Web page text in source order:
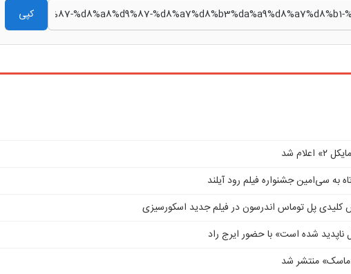
کپی
شد
کلیدی پل توماس اندرسون در فیلم جدید اسکورسیزی
ناپدید شده است» با حضور ایرج راد
منتشر شد